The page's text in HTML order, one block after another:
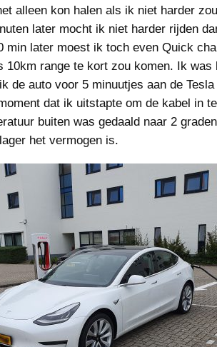
alleen kon halen als ik niet harder
later mocht ik niet harder rijden
min later moest ik toch even Quick
10km range te kort zou komen. Ik was
de auto voor 5 minuutjes aan de
dat ik uitstapte om de kabel in
buiten was gedaald naar 2
het vermogen is.